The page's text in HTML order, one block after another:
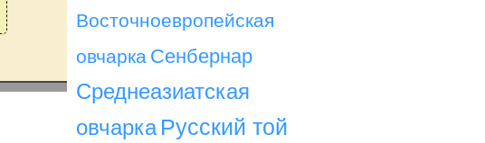
Восточноевропейская
овчарка Сенбернар
Среднеазиатская
овчарка Русский той